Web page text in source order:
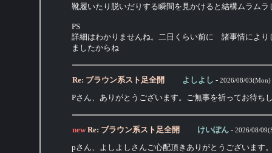
靴履いたり脱いだりする瞬間を見かけると結構ムラムラ
PS
詳細はわかりませんね。二日くらい前に 諸事情によ
ましたからね
Re: ブラウン系スト足全開 よしよし - 2026/08/03(Mon)
Pさん、ありがとうございます。ご無事を祈ってお待ち
newRe: ブラウン系スト足全開 けいぽん - 2026/08/
pさん、よしよしさんご心配頂きありがとうございます